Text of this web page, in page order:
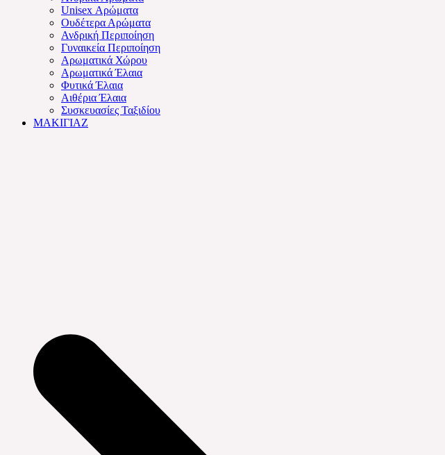
Unisex Αρώματα
Ουδέτερα Αρώματα
Ανδρική Περιποίηση
Γυναικεία Περιποίηση
Αρωματικά Χώρου
Αρωματικά Έλαια
Φυτικά Έλαια
Αιθέρια Έλαια
Συσκευασίες Ταξιδίου
ΜΑΚΙΓΙΑΖ